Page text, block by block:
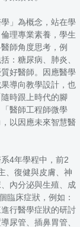
」為概念，站在學
理專業素養，學生
師角度思考，例
：糖尿病、肺炎、
好醫師。因應醫學
導向教學設計，也
時跟上時代的腳
醫師工程師微學
以因應未來智慧醫
4年學程中，前2
、復健與皮膚、神
內分泌與生殖、成
臨床症狀，例如：
行醫學症狀的研討
尿管、插鼻胃管、